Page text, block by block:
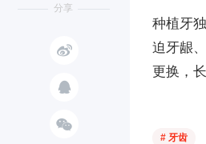
分享



种植牙
迫牙龈
更换，
# 牙齿